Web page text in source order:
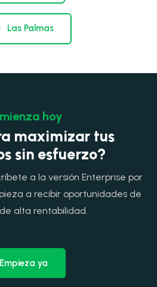
Las Palmas
hoy
maximizar tus
sin esfuerzo?
a la versión Enterprise por
a recibir oportunidades de
alta rentabilidad.
Empieza ya